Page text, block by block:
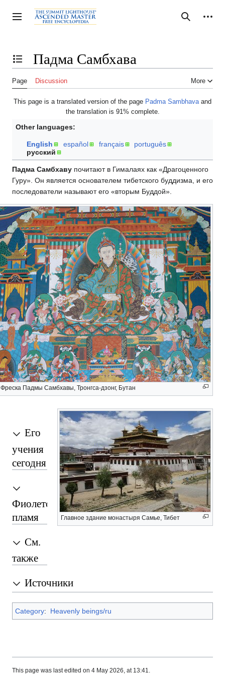
to
content
Toggle sidebar Search
Personal tools
Toggle the table of contentsПадма Самбхава
Page Discussion More
This page is a translated version of the page Padma Sambhavaand
the translation is 91% complete.
Other languages:
English español français
português
русский
Падма Самбхаву почитают в Гималаях как «Драгоценного
Гуру». Он яв­ляется основателем тибетского буддизма, и его
последователи называют его «вторым Буддой».
Фреска Падмы Самбхавы, Тронгса-дзонг, Бутан
Главное здание монастыря Самье, Тибет
Жизнь
Падма
Самбхавы
Тертоны
Мантия
гуру
Его
Его
учения
сегодня
Фиолетовое
пламя
См.
также
Источники
Category: Heavenly beings/ru
This page was last edited on 4 May 2026, at 13:41.